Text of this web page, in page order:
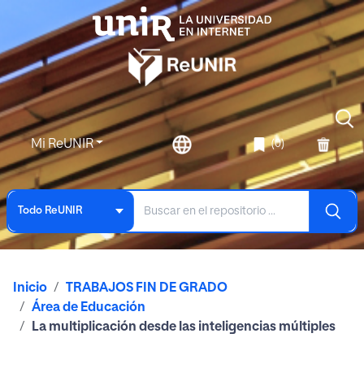
Mi ReUNIR (0)
Todo ReUNIR
Inicio
TRABAJOS FIN DE GRADO
Área de Educación
La multiplicación desde las inteligencias múltiples